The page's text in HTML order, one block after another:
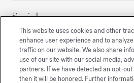
Social
Tous droits
This website uses cookies and other
enhance user experience and to
traffic on our website. We also share
use of our site with our social media,
partners. If we have detected an opt-
then it will be honored. Further